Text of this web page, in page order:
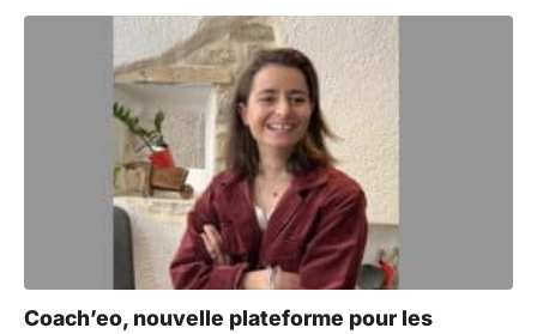
e
Coach’eo, nouvelle plateforme pour les